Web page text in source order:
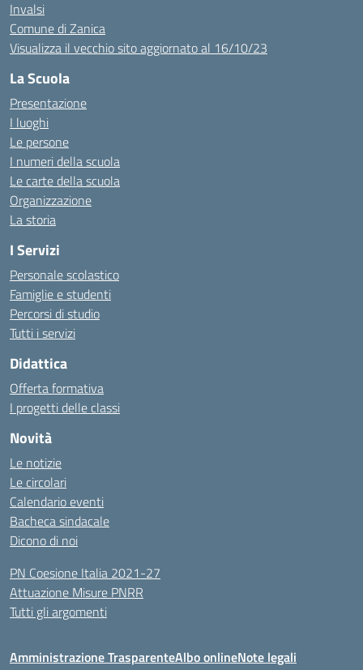
Invalsi
Comune di Zanica
Visualizza il vecchio sito aggiornato al 16/10/23
La Scuola
Presentazione
I luoghi
Le persone
I numeri della scuola
Le carte della scuola
Organizzazione
La storia
I Servizi
Personale scolastico
Famiglie e studenti
Percorsi di studio
Tutti i servizi
Didattica
Offerta formativa
I progetti delle classi
Novità
Le notizie
Le circolari
Calendario eventi
Bacheca sindacale
Dicono di noi
PN Coesione Italia 2021-27
Attuazione Misure PNRR
Tutti gli argomenti
Amministrazione TrasparenteAlbo onlineNote legali